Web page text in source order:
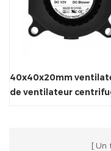
40x40x20mm
de ventilateur
Un